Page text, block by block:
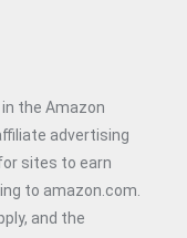
the Amazon
advertising
sites to earn
to amazon.com.
and the